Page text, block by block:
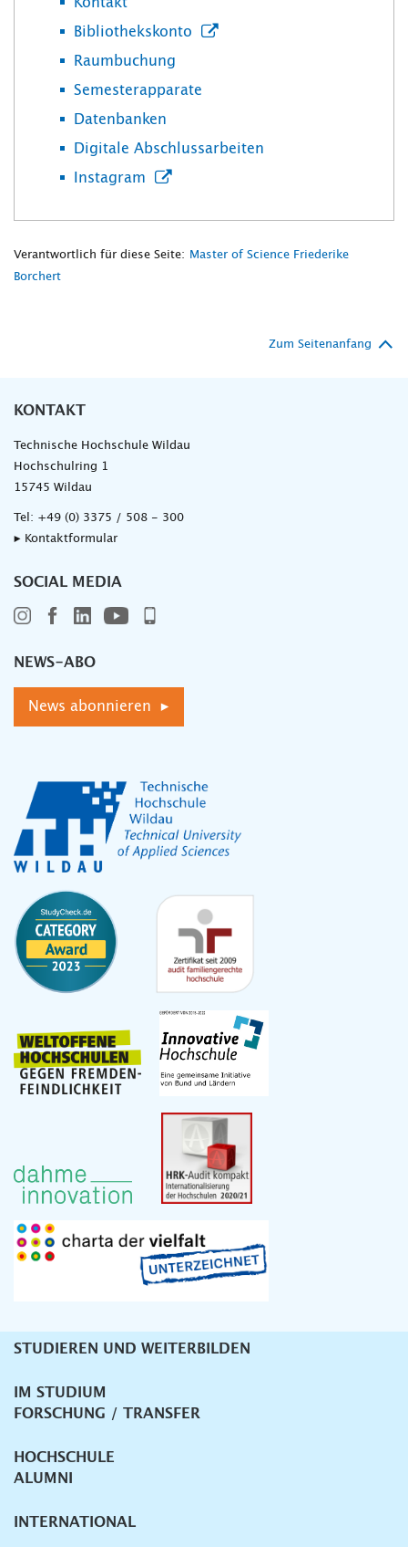
Kontakt
Bibliothekskonto
Raumbuchung
Semesterapparate
Datenbanken
Digitale Abschlussarbeiten
Instagram
Verantwortlich für diese Seite:
Master of Science Friederike
Borchert
Zum Seitenanfang
KONTAKT
Technische Hochschule Wildau
Hochschulring 1
15745 Wildau
Tel: +49 (0) 3375 / 508 - 300
▸ Kontaktformular
SOCIAL MEDIA
NEWS-ABO
News abonnieren ▸
Unternavigation
STUDIEREN UND WEITERBILDEN
IM STUDIUM
FORSCHUNG / TRANSFER
HOCHSCHULE
ALUMNI
INTERNATIONAL